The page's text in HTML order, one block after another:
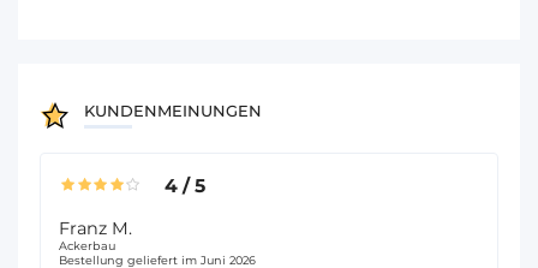
KUNDENMEINUNGEN
4/5
Franz M.
Ackerbau
Bestellung geliefert im Juni 2026